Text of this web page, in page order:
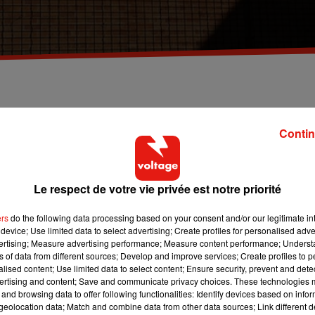
d'arrêt de Nanterre contre 1.000 euros au
condamné jeudi à deux ans de prison, dont un avec sursis,
Cet homme de 30 ans avait reconnu les faits, à la
il a expliqué « être criblé de dette et ne pas avoir
sein même de la maison d’arrêt deNanterre. Le 31 mai 2018,
sous des déchets, dans la poubelle d'un bureau réservé aux
l’accusé était le seul à être entré dans la pièce. Un autre
ferme.
Le respect de votre vie privée est notre priorité
do the following data processing based on your consent and/or our legitimate
Use limited data to select advertising; Create profiles for personalised
Measure advertising performance; Measure content performance;
of data from different sources; Develop and improve services; Create profiles to
content; Use limited data to select content; Ensure security, prevent and
and content; Save and communicate privacy choices. These technologies
browsing data to offer following functionalities: Identify devices based on
data; Match and combine data from other data sources; Link different